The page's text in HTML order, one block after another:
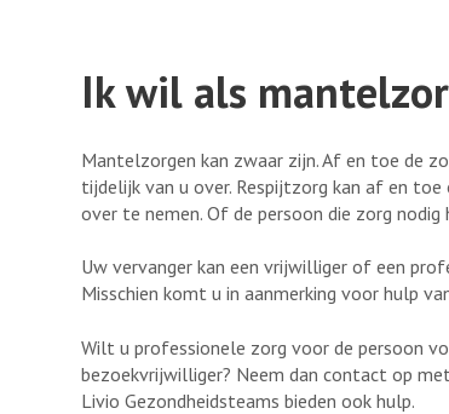
Ik wil als
Mantelzorgen kan zwaar zijn. Af en toe de
tijdelijk van u over. Respijtzorg kan af en
over te nemen. Of de persoon die zorg
Uw vervanger kan een vrijwilliger of een
Misschien komt u in aanmerking voor hulp
Wilt u professionele zorg voor de persoon
bezoekvrijwilliger? Neem dan contact op
Livio Gezondheidsteams bieden ook hulp.